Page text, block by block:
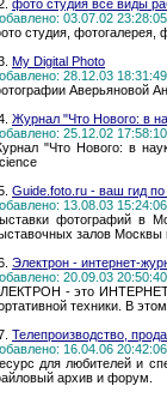
фото студия все виды
03.07.02
студия, фотогалерея,
My Digital Photo
28.12.03
Аверьяновой
Журнал "Что Нового: в
25.12.02
"Что Нового: в
Guide.foto.ru - ваш гид
13.08.03
фотографий в
залов Москвы
Электрон - интернет-
20.09.03
- это ИНТЕРНЕТ-
техники. В
Телепроизводство,
16.04.06
для любителей и
архив и форум.